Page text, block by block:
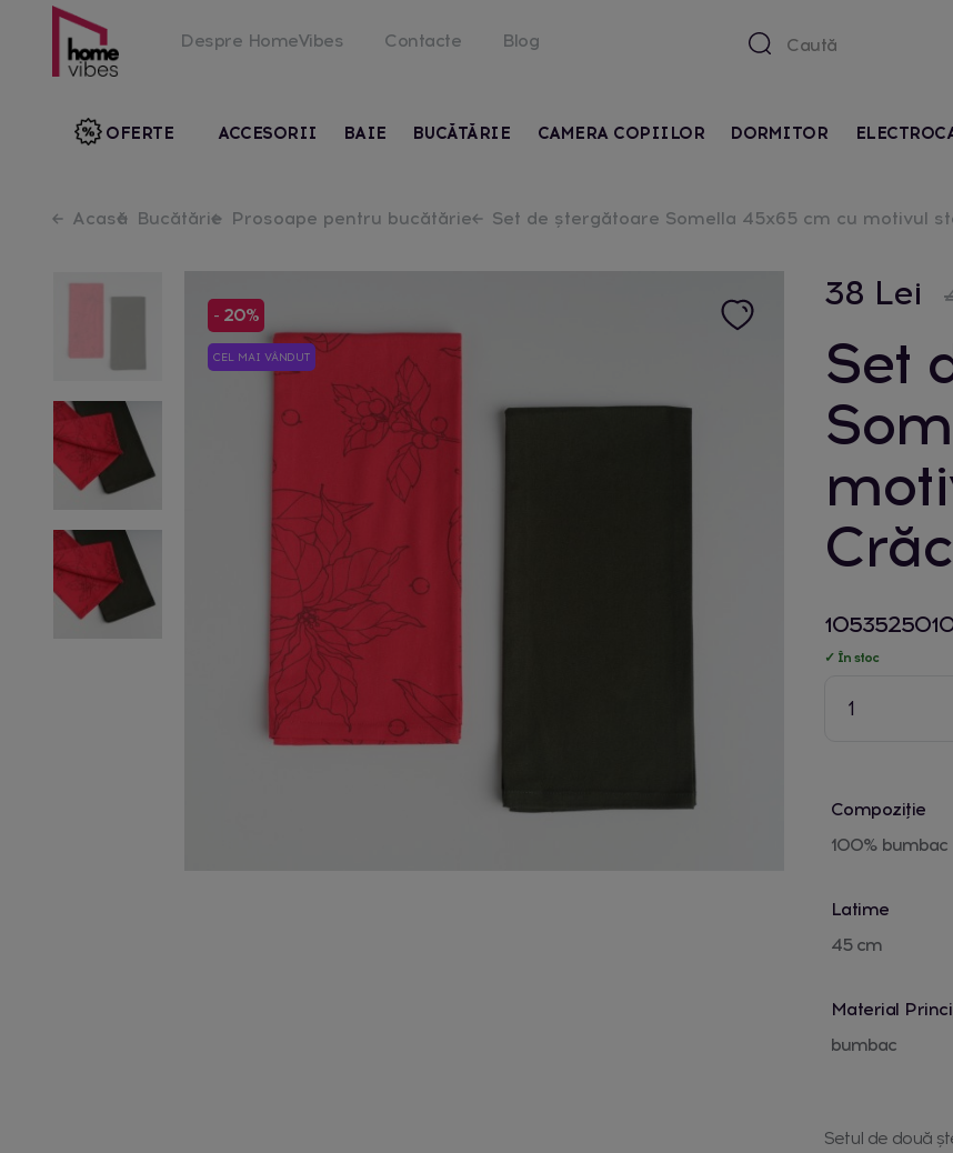
Despre HomeVibes Contacte Blog
ACCESORII BAIE BUCĂTĂRIE CAMERA COPIILOR DORMITOR
OFERTE
Acasă Bucătărie Prosoape pentru bucătărie Set de ștergătoare Somella 45x65 cm cu motivul
- 20%
CEL MAI VÂNDUT
38 Lei
Set
✓ În stoc
1
Compoziție
100% bumbac
Latime
45 cm
Material
bumbac
Setul de două